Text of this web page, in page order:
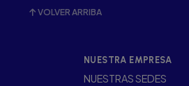
VOLVER ARRIBA
NUESTRA EMPRESA
NUESTRAS SEDES